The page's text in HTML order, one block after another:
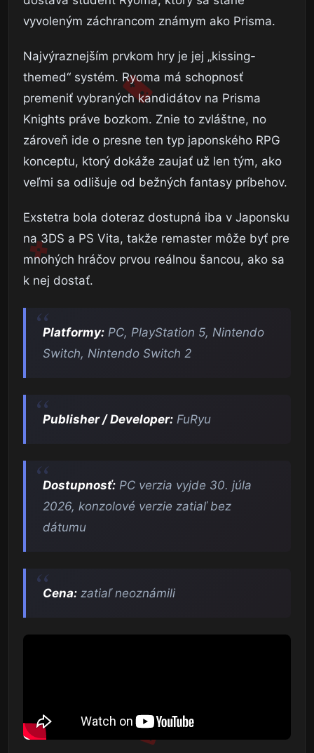
vyvoleným záchrancom známym ako Prisma.
Najvýraznejším prvkom hry je jej „kissing-
themed“ systém. Ryoma má schopnosť
premeniť vybraných kandidátov na Prisma
Knights práve bozkom. Znie to zvláštne, no
zároveň ide o presne ten typ japonského RPG
konceptu, ktorý dokáže zaujať už len tým, ako
veľmi sa odlišuje od bežných fantasy príbehov.
Exstetra bola doteraz dostupná iba v Japonsku
na 3DS a PS Vita, takže remaster môže byť pre
mnohých hráčov prvou reálnou šancou, ako sa
k nej dostať.
Platformy: PC, PlayStation 5, Nintendo
Switch, Nintendo Switch 2
Publisher / Developer: FuRyu
Dostupnosť: PC verzia vyjde 30. júla
2026, konzolové verzie zatiaľ bez
dátumu
Cena: zatiaľ neoznámili